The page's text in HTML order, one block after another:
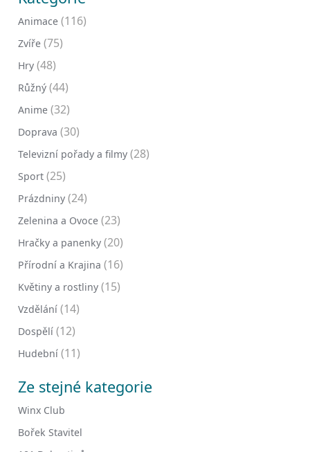
Animace (116)
Zvíře (75)
Hry (48)
Růžný (44)
Anime (32)
Doprava (30)
Televizní pořady a filmy (28)
Sport (25)
Prázdniny (24)
Zelenina a Ovoce (23)
Hračky a panenky (20)
Přírodní a Krajina (16)
Květiny a rostliny (15)
Vzdělání (14)
Dospělí (12)
Hudební (11)
Ze stejné kategorie
Winx Club
Bořek Stavitel